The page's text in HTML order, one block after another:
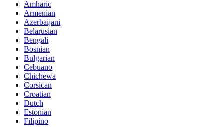
Amharic
Armenian
Azerbaijani
Belarusian
Bengali
Bosnian
Bulgarian
Cebuano
Chichewa
Corsican
Croatian
Dutch
Estonian
Filipino